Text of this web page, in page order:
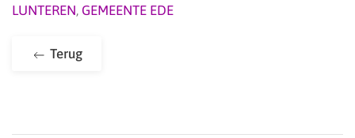
LUNTEREN, GEMEENTE EDE
Terug